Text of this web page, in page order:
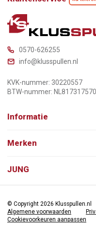
0570-626255
info@klusspullen.nl
KVK-nummer: 30220557
BTW-nummer:
Informatie
Merken
JUNG
© Copyright 2026 Klusspullen.nl
Algemene voorwaarden
Cookievoorkeuren aanpassen